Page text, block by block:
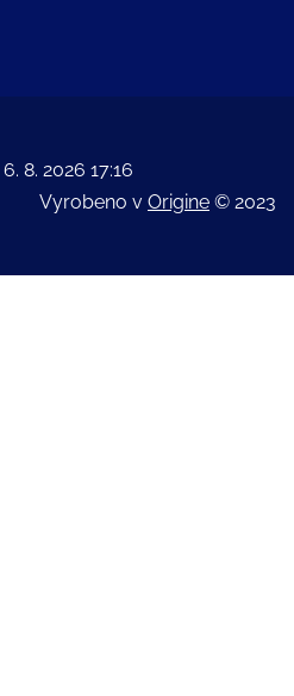
8. 2026 17:16
Vyrobeno v Origine © 2023